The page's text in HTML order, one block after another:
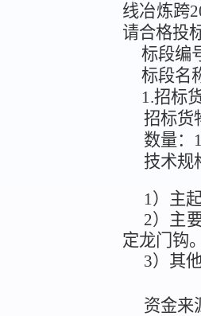
线冶炼跨
请合格投
标段编
标段名
1.招标
招标货
数量：
技术规
1）主
2）主
定龙门钩
3）其
资金来